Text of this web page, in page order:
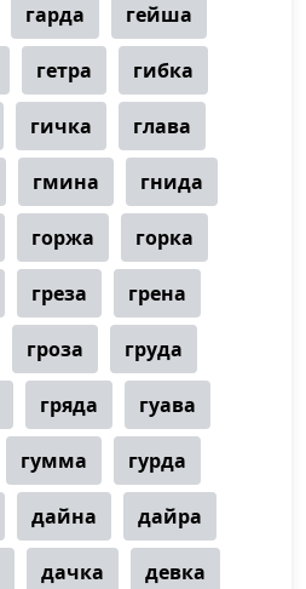
гарда гейша
гетра гибка
гичка глава
гмина гнида
горжа горка
греза грена
гроза груда
гряда гуава
гумма гурда
дайна дайра
дачка девка